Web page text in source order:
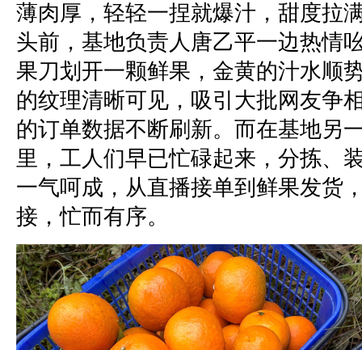
薄肉厚，轻轻一捏就爆汁，甜度拉
头前，基地负责人唐乙平一边热情
果刀划开一颗鲜果，金黄的汁水顺
的纹理清晰可见，吸引大批网友争
的订单数据不断刷新。而在基地另
里，工人们早已忙碌起来，分拣、
一气呵成，从直播接单到鲜果发货
接，忙而有序。